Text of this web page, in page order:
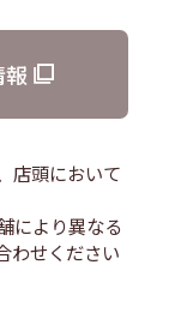
店頭において
により異なる
わせください